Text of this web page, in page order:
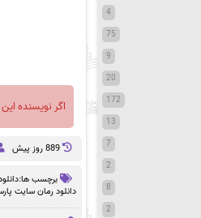
اگر نویسنده
889 روز پيش
برچسب ها:
دانلود رمان سایت
4
75
9
20
172
13
7
2
8
2